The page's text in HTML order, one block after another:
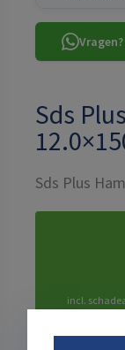
Sds
Sds Plus
incl.